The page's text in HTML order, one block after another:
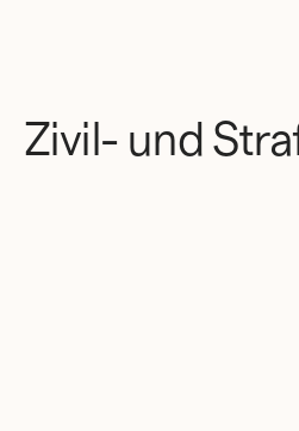
Zivil- und